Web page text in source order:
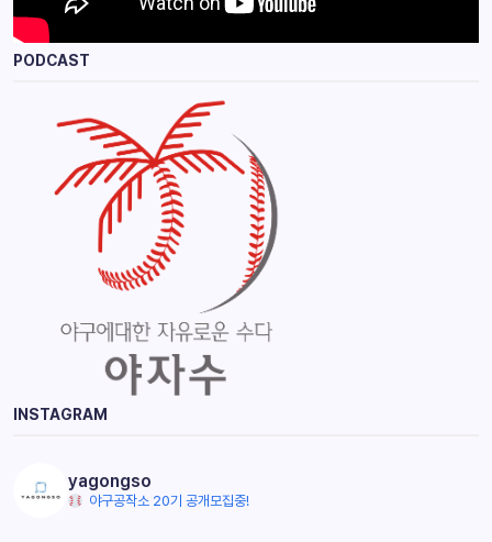
PODCAST
INSTAGRAM
yagongso
야구공작소 20기 공개모집중!